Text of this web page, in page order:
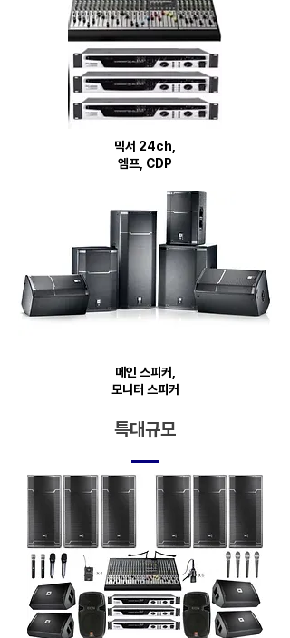
​믹서 24ch,
​엠프, CDP
메인 스피커,
모니터 스피커
특대규모